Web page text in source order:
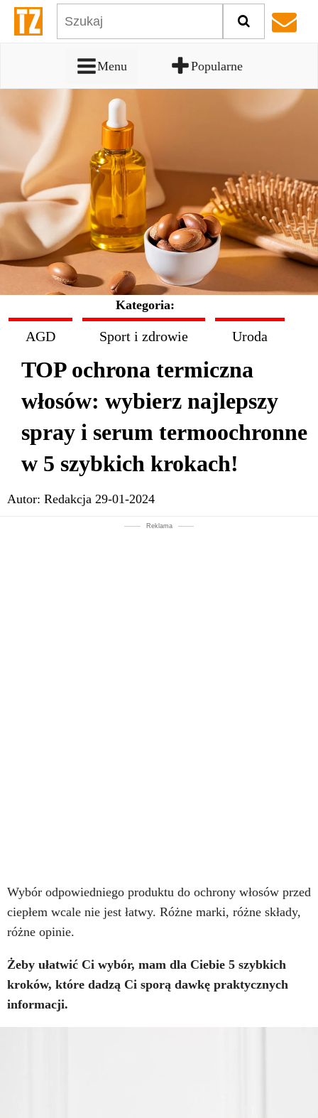
Menu Popularne
Kategoria:
AGD Sport i zdrowie Uroda
TOP ochrona termiczna
włosów: wybierz najlepszy
spray i serum termoochronne
w 5 szybkich krokach!
Autor: Redakcja 29-01-2024
Reklama
Wybór odpowiedniego produktu do ochrony włosów przed
ciepłem wcale nie jest łatwy. Różne marki, różne składy,
różne opinie.
Żeby ułatwić Ci wybór, mam dla Ciebie 5 szybkich
kroków, które dadzą Ci sporą dawkę praktycznych
informacji.